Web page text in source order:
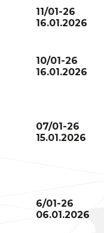
11/01-26
16.01.2026
10/01-26
16.01.2026
07/01-26
15.01.2026
6/01-26
06.01.2026